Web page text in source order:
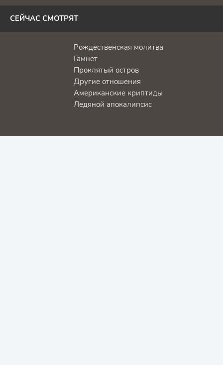
СЕЙЧАС СМОТРЯТ
Рождественская молитва
Гамнет
Проклятый остров
Другие отношения
Американские криптиды
Ледяной апокалипсис